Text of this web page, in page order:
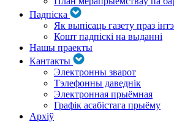
Падпіска
Як выпісаць газету праз
Кошт падпіскі на выданні
Нашы праекты
Кантакты
Электронны зварот
Тэлефонны даведнік
Электронная прыёмная
Графік асабістага прыёму
Архіў